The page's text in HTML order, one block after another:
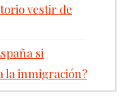
vestir de
si
la inmigración?